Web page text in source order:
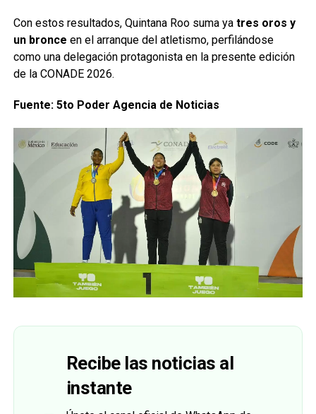
Con estos resultados, Quintana Roo suma ya tres oros y
un bronce en el arranque del atletismo, perfilándose
como una delegación protagonista en la presente edición
de la CONADE 2026.
Fuente: 5to Poder Agencia de Noticias
Recibe las noticias al
instante